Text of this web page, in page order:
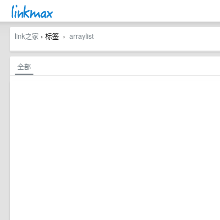
link之家 › 标签 › arraylist
全部